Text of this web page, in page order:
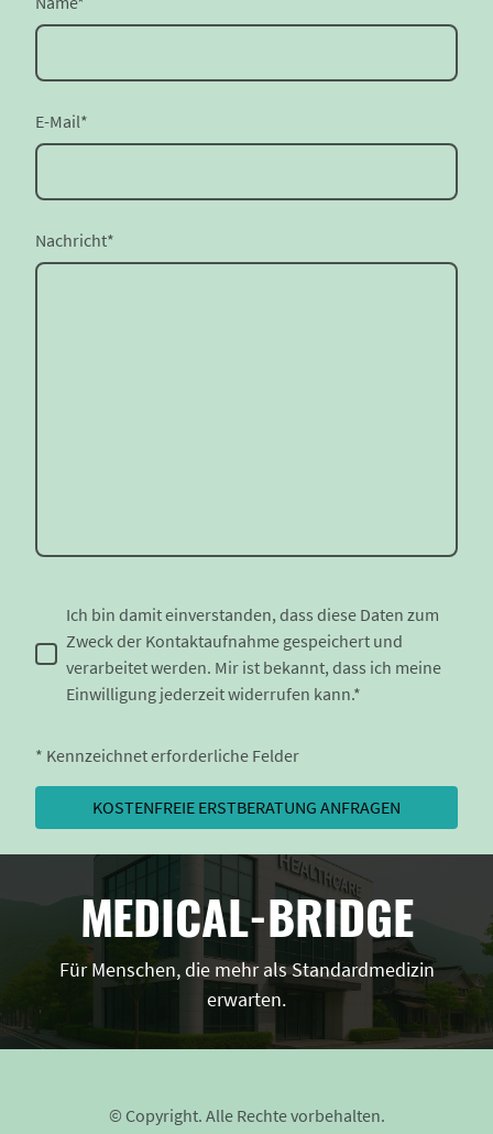
E-Mail*
Nachricht*
Ich bin damit einverstanden, dass diese Daten zum
Zweck der Kontaktaufnahme gespeichert und
verarbeitet werden. Mir ist bekannt, dass ich meine
Einwilligung jederzeit widerrufen kann.*
* Kennzeichnet erforderliche Felder
KOSTENFREIE ERSTBERATUNG ANFRAGEN
MEDICAL-BRIDGE
Für Menschen, die mehr als Standardmedizin
erwarten.
© Copyright. Alle Rechte vorbehalten.